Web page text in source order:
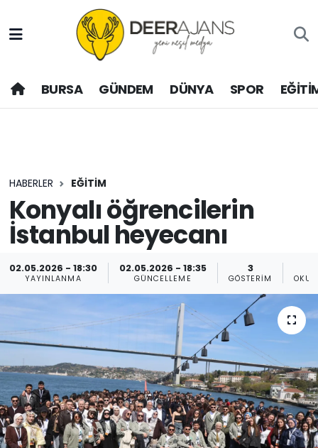
BURSA GÜNDEM DÜNYA SPOR
HABERLER EĞİTİM
Konyalı öğrencilerin
İstanbul heyecanı
02.05.2026 - 18:30
YAYINLANMA
02.05.2026 - 18:35
GÜNCELLEME
3
GÖSTERIM
Hava Durumu
Trafik Durumu
Son Dakika Haberleri
Haber Arşivi